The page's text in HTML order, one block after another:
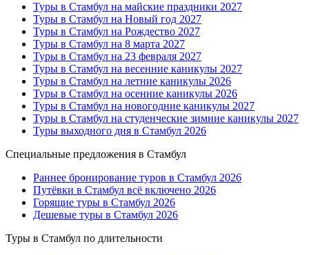
Туры в Стамбул на майские праздники 2027
Туры в Стамбул на Новый год 2027
Туры в Стамбул на Рождество 2027
Туры в Стамбул на 8 марта 2027
Туры в Стамбул на 23 февраля 2027
Туры в Стамбул на весенние каникулы 2027
Туры в Стамбул на летние каникулы 2026
Туры в Стамбул на осенние каникулы 2026
Туры в Стамбул на новогодние каникулы 2027
Туры в Стамбул на студенческие зимние каникулы 2027
Туры выходного дня в Стамбул 2026
Специальные предложения в Стамбул
Раннее бронирование туров в Стамбул 2026
Путёвки в Стамбул всё включено 2026
Горящие туры в Стамбул 2026
Дешевые туры в Стамбул 2026
Туры в Стамбул по длительности